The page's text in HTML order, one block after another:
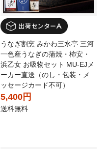
うなぎ割烹 みかわ三水亭 三河
一色産うなぎの蒲焼・柿安・
浜乙女 お吸物セット MU-EJメ
ーカー直送（のし・包装・メ
ッセージカード不可）
5,400円
送料無料